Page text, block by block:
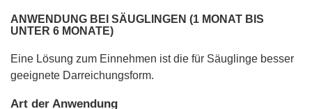
ANWENDUNG BEI SÄUGLINGEN (1 MONAT BIS
UNTER 6 MONATE)
Eine Lösung zum Einnehmen ist die für Säuglinge besser
geeignete Darreichungsform.
Art der Anwendung